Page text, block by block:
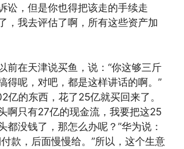
讼，但是你也得把该走的手续走
，我去评估了啊，所有这些资产加
前在天津说买鱼，说：“你这够三斤
得呢，对吧，都是这样讲话的啊。”
亿的东西，花了25亿就买回来了。
啊只有27亿的现金流，我要把这25
都没钱了，那怎么办呢？”华为说：
款，后面慢慢给。”所以，这个生意